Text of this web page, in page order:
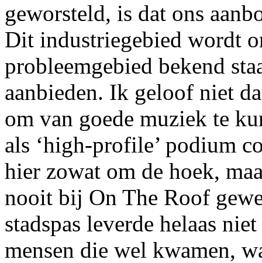
geworsteld, is dat ons
Dit industriegebied wordt
probleemgebied bekend
aanbieden. Ik geloof niet
om van goede muziek te
als ‘high-profile’ podium
hier zowat om de hoek,
nooit bij On The Roof
stadspas leverde helaas
mensen die wel kwamen,